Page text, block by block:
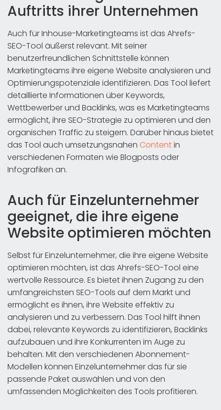
Auftritts ihrer Unternehmen
Auch für Inhouse-Marketingteams ist das Ahrefs-
SEO-Tool äußerst relevant. Mit seiner
benutzerfreundlichen Schnittstelle können
Marketingteams ihre eigene Website analysieren und
Optimierungspotenziale identifizieren. Das Tool liefert
detaillierte Informationen über Keywords,
Wettbewerber und Backlinks, was es Marketingteams
ermöglicht, ihre SEO-Strategie zu optimieren und den
organischen Traffic zu steigern. Darüber hinaus bietet
das Tool auch umsetzungsnahen Contentin
verschiedenen Formaten wie Blogposts oder
Infografiken an.
Auch für Einzelunternehmer
geeignet, die ihre eigene
Website optimieren möchten
Selbst für Einzelunternehmer, die ihre eigene Website
optimieren möchten, ist das Ahrefs-SEO-Tool eine
wertvolle Ressource. Es bietet ihnen Zugang zu den
umfangreichsten SEO-Tools auf dem Markt und
ermöglicht es ihnen, ihre Website effektiv zu
analysieren und zu verbessern. Das Tool hilft ihnen
dabei, relevante Keywords zu identifizieren, Backlinks
aufzubauen und ihre Konkurrenten im Auge zu
behalten. Mit den verschiedenen Abonnement-
Modellen können Einzelunternehmer das für sie
passende Paket auswählen und von den
umfassenden Möglichkeiten des Tools profitieren.